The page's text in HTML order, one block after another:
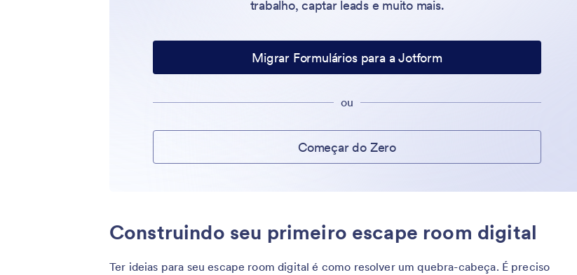
trabalho, captar leads e muito mais.
Migrar Formulários para a Jotform
ou
Começar do Zero
Construindo seu primeiro escape room digital
Ter ideias para seu escape room digital é como resolver um quebra-cabeça. É preciso